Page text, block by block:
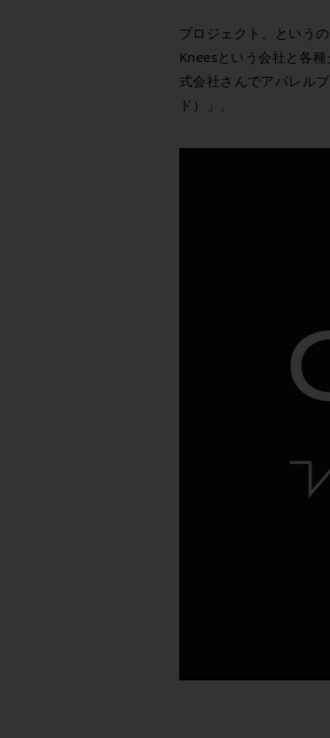
プロジェクト、という
Kneesという会社と各
式会社さんでアパレル
ド）」。